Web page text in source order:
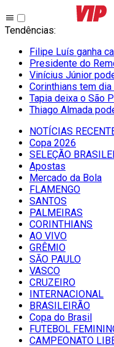
Tendências:
Filipe Luís ganha
Presidente do
Vinícius Júnior
Corinthians tem
Tapia deixa o São
Thiago Almada
NOTÍCIAS
Copa 2026
SELEÇÃO
Apostas
Mercado da Bola
FLAMENGO
SANTOS
PALMEIRAS
CORINTHIANS
AO VIVO
GRÊMIO
SĀO PAULO
VASCO
CRUZEIRO
INTERNACIONAL
BRASILEIRÃO
Copa do Brasil
FUTEBOL
CAMPEONATO